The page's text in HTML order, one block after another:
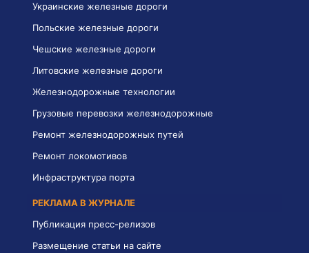
Украинские железные дороги
Польские железные дороги
Чешские железные дороги
Литовские железные дороги
Железнодорожные технологии
Грузовые перевозки железнодорожные
Ремонт железнодорожных путей
Ремонт локомотивов
Инфраструктура порта
РЕКЛАМА В ЖУРНАЛЕ
Публикация пресс-релизов
Размещение статьи на сайте